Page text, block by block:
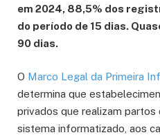
em 2024, 88,5% dos
do período de 15 dias.
90 dias.
O Marco Legal da Primeira
determina que
privados que realizam
sistema informatizado, aos